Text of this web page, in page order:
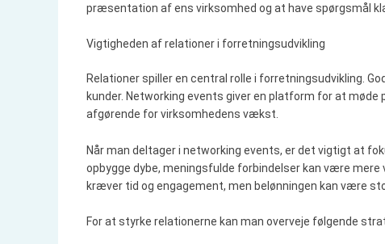
præsentation af ens virksomhed og at have spørgsmål
Vigtigheden af relationer i forretningsudvikling
Relationer spiller en central rolle i forretningsudvikling.
kunder. Networking events giver en platform for at
afgørende for virksomhedens vækst.
Når man deltager i networking events, er det vigtigt at
opbygge dybe, meningsfulde forbindelser kan være
kræver tid og engagement, men belønningen kan være
For at styrke relationerne kan man overveje følgende